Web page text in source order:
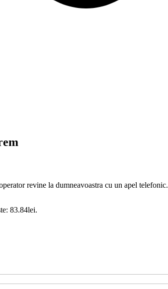
revine la dumneavoastra cu un apel telefonic.
83.84lei.